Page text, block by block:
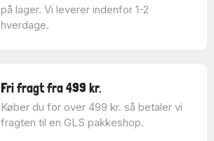
på lager. Vi leverer indenfor 1-2
hverdage.
Fri fragt fra 499 kr.
Køber du for over 499 kr. så betaler vi
fragten til en GLS pakkeshop.